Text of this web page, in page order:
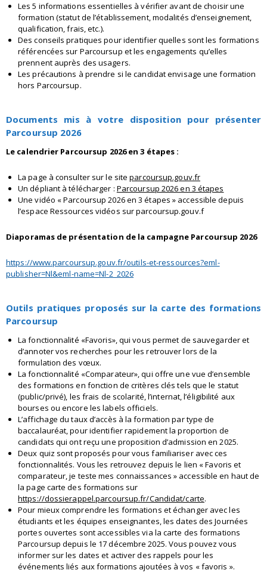
Les 5 informations essentielles à vérifier avant de choisir une
formation (statut de l’établissement, modalités d’enseignement,
qualification, frais, etc.).
Des conseils pratiques pour identifier quelles sont les formations
référencées sur Parcoursup et les engagements qu’elles
prennent auprès des usagers.
Les précautions à prendre si le candidat envisage une formation
hors Parcoursup.
Documents mis à votre disposition pour présenter
Parcoursup 2026
Le calendrier Parcoursup 2026 en 3 étapes :
La page à consulter sur le siteparcoursup.gouv.fr
Un dépliant à télécharger : Parcoursup 2026 en 3 étapes
Une vidéo « Parcoursup 2026 en 3 étapes » accessible depuis
l’espace Ressources vidéos sur parcoursup.gouv.f
Diaporamas de présentation de la campagne Parcoursup 2026
https://www.parcoursup.gouv.fr/outils-et-ressources?eml-
publisher=Nl&eml-name=Nl-2_2026
Outils pratiques proposés sur la carte des formations
Parcoursup
La fonctionnalité «Favoris», qui vous permet de sauvegarder et
d’annoter vos recherches pour les retrouver lors de la
formulation des vœux.
La fonctionnalité «Comparateur», qui offre une vue d’ensemble
des formations en fonction de critères clés tels que le statut
(public/privé), les frais de scolarité, l’internat, l’éligibilité aux
bourses ou encore les labels officiels.
L’affichage du taux d’accès à la formation par type de
baccalauréat, pour identifier rapidement la proportion de
candidats qui ont reçu une proposition d’admission en 2025.
Deux quiz sont proposés pour vous familiariser avec ces
fonctionnalités. Vous les retrouvez depuis le lien « Favoris et
comparateur, je teste mes connaissances » accessible en haut de
la page carte des formations sur
https://dossierappel.parcoursup.fr/Candidat/carte.
Pour mieux comprendre les formations et échanger avec les
étudiants et les équipes enseignantes, les dates des Journées
portes ouvertes sont accessibles via la carte des formations
Parcoursup depuis le 17 décembre 2025. Vous pouvez vous
informer sur les dates et activer des rappels pour les
événements liés aux formations ajoutées à vos « favoris ».